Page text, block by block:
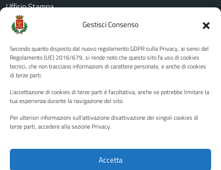
Gestisci Consenso
Secondo quanto disposto dal nuovo regolamento GDPR sulla Privacy, ai sensi del
Regolamento (UE) 2016/679, si rende noto che questo sito fa uso di cookies
tecnici, che non tracciano informazioni di carattere personale, e anche di cookies
di terze parti.
L'accettazione di cookies di terze parti è facoltativa, anche se potrebbe limitare la
tua esperienza durante la navigazione del sito.
Per ulteriori informazioni sull'attivazione disattivazione dei singoli cookies di
terze parti, accedere alla sezione Privacy.
Accetta
Ufficio Stampa
Amministrazione Trasparente
Albo pretorio
Informativa privacy
Note legali
Piano di miglioramento del sito
Instagram